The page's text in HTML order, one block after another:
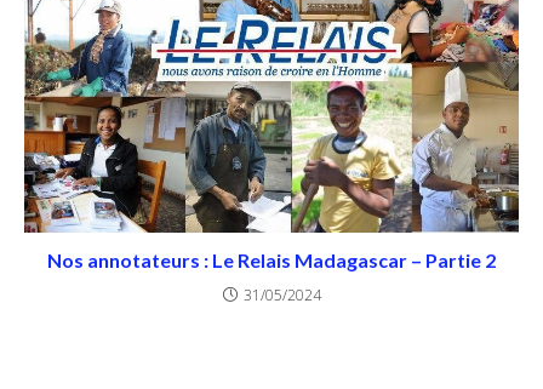
Nos annotateurs : Le Relais Madagascar – Partie 2
31/05/2024